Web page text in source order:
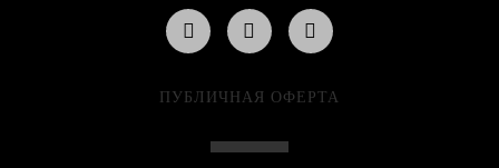
ПУБЛИЧНАЯ ОФЕРТА